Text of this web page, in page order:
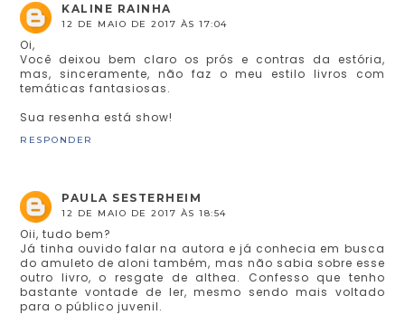
KALINE RAINHA
12 DE MAIO DE 2017 ÀS 17:04
Oi,
Você deixou bem claro os prós e contras da estória,
mas, sinceramente, não faz o meu estilo livros com
temáticas fantasiosas.
Sua resenha está show!
RESPONDER
PAULA SESTERHEIM
12 DE MAIO DE 2017 ÀS 18:54
Oii, tudo bem?
Já tinha ouvido falar na autora e já conhecia em busca
do amuleto de aloni também, mas não sabia sobre esse
outro livro, o resgate de althea. Confesso que tenho
bastante vontade de ler, mesmo sendo mais voltado
para o público juvenil.